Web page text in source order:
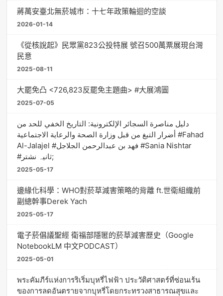
蔣萬安臺北無菸城市：十七年政策輪迴的空談
2026-01-14
《從核說起》民眾黨823公投特展 號召500萬票展現台灣
民意
2025-08-11
大罷免凸 <726,823反罷免主題曲> #大展鴻圖
2025-07-05
دليل مناصرة السجائر الإلكترونية: التاريخ الخفي للحد من
أضرار التبغ من قبل وزارة الصحة والرعاية الاجتماعية #Fahad
Al-Jalajel #فهد بن عبدالرحمن الجلاجل #Sania Nishtar
#ثانیہ نشتر;
2025-05-17
邊緣化科學：WHO對菸草減害策略的背離 ft.世衛組織前
副總幹事Derek Yach
2025-05-17
電子菸倡議聖經 衛福部隱匿的菸草減害歷史（Google
NotebookLM 中文PODCAST）
2025-05-01
พระคัมภีร์แห่งการริเริ่มบุหรี่ไฟฟ้า ประวัติศาสตร์ที่ซ่อนเร้น
ของการลดอันตรายจากบุหรี่โดยกระทรวงสาธารณสุขและ